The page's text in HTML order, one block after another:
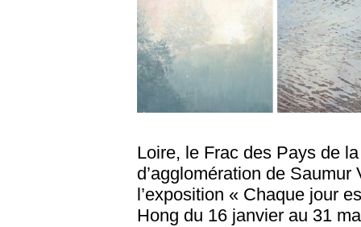
Loire, le Frac des Pays de
d’agglomération de
l’exposition « Chaque jour
Hong du 16 janvier au 31